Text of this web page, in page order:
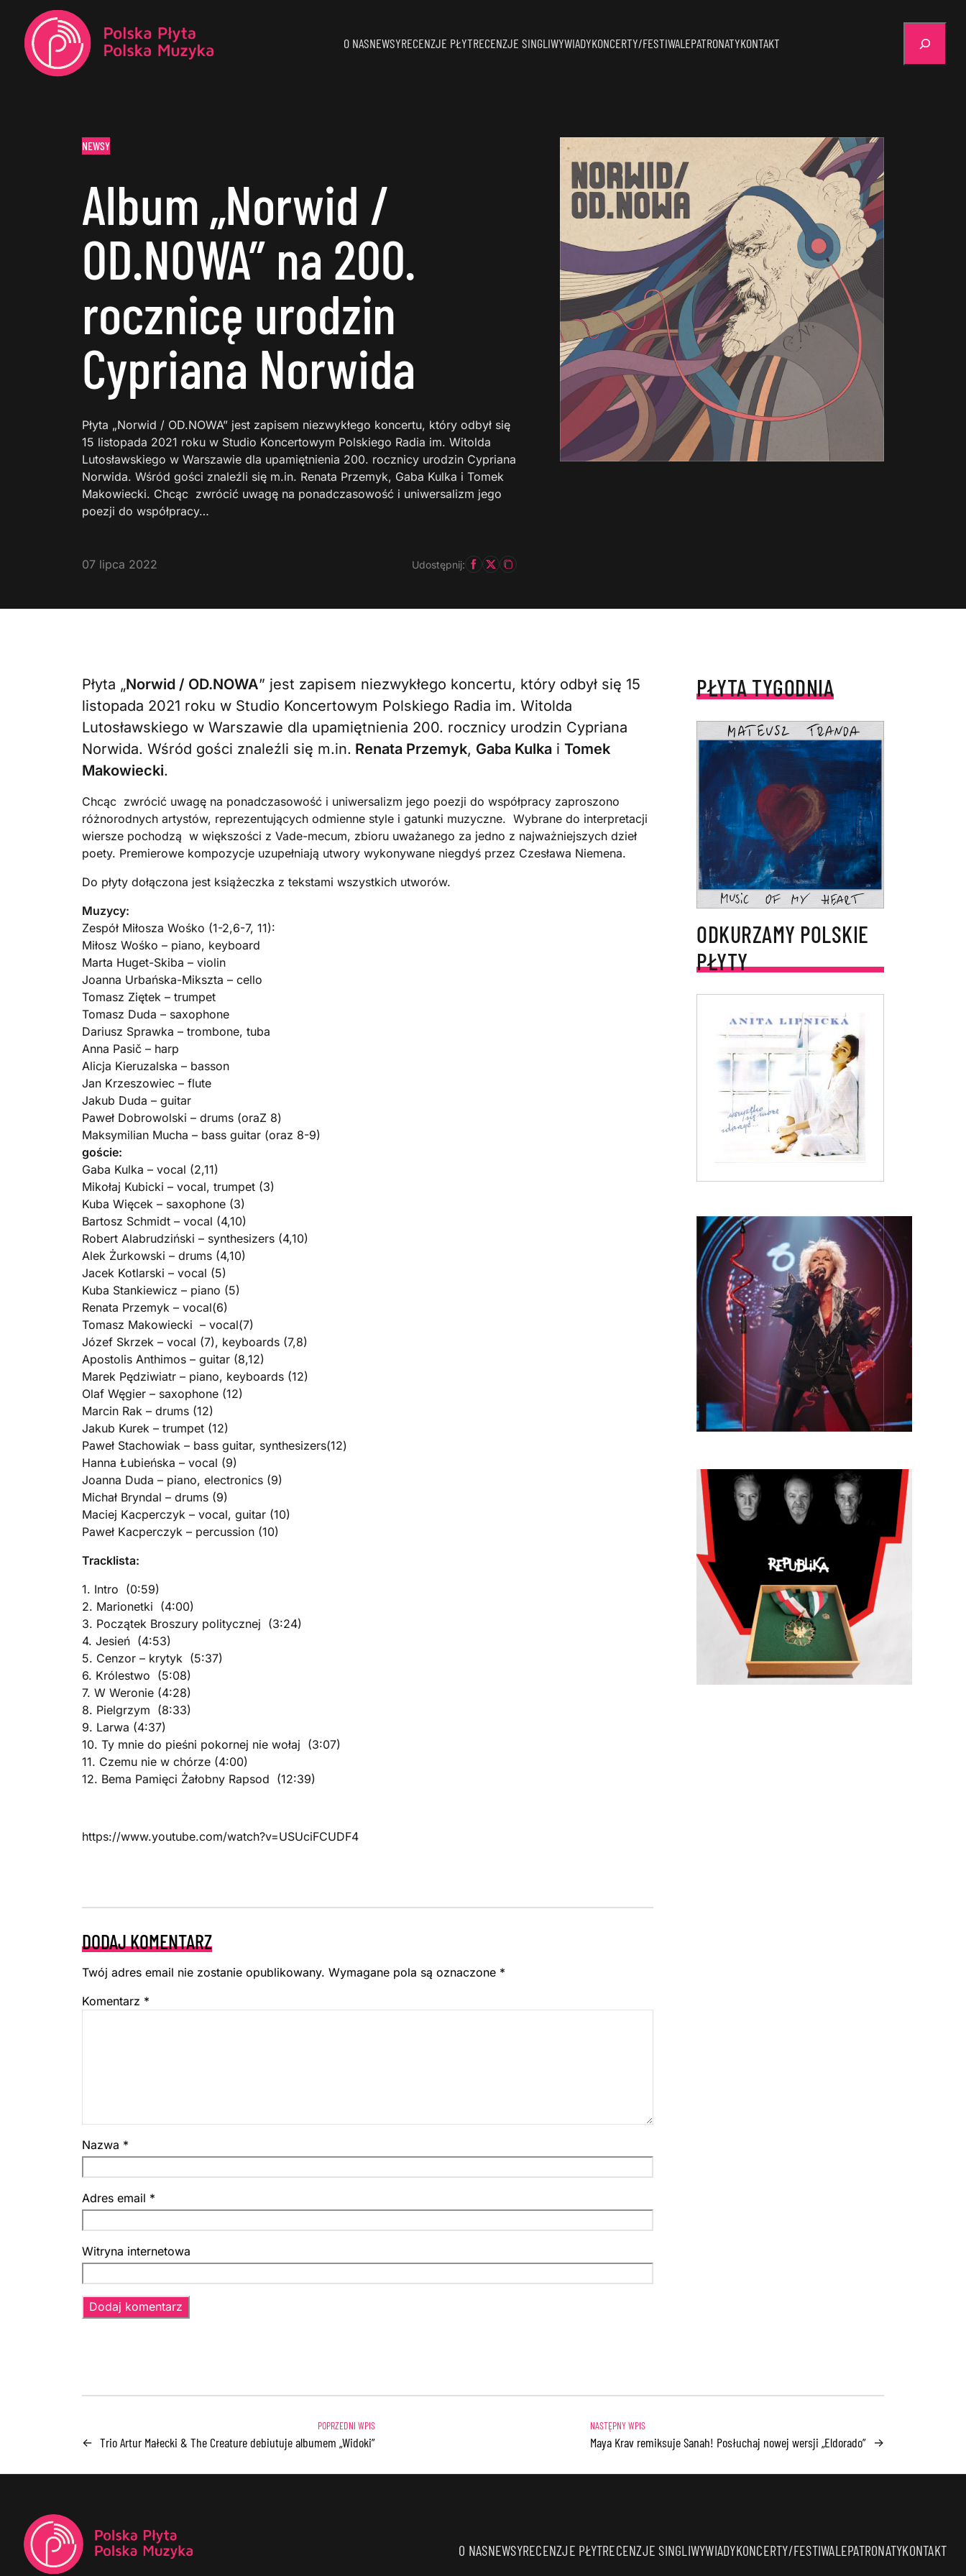
O NASNEWSYRECENZJE PŁYTRECENZJE SINGLIWYWIADYKONCERTY/FESTIWALEPATRONATYKONTAKT
NEWSY
Album „Norwid /
OD.NOWA” na 200.
rocznicę urodzin
Cypriana Norwida
Płyta „Norwid / OD.NOWA” jest zapisem niezwykłego koncertu, który odbył się
15 listopada 2021 roku w Studio Koncertowym Polskiego Radia im. Witolda
Lutosławskiego w Warszawie dla upamiętnienia 200. rocznicy urodzin Cypriana
Norwida. Wśród gości znaleźli się m.in. Renata Przemyk, Gaba Kulka i Tomek
Makowiecki. Chcąc zwrócić uwagę na ponadczasowość i uniwersalizm jego
poezji do współpracy…
07 lipca 2022 Udostępnij:
Płyta „Norwid / OD.NOWA” jest zapisem niezwykłego koncertu, który odbył się 15
listopada 2021 roku w Studio Koncertowym Polskiego Radia im. Witolda
Lutosławskiego w Warszawie dla upamiętnienia 200. rocznicy urodzin Cypriana
Norwida. Wśród gości znaleźli się m.in. Renata Przemyk, Gaba Kulka i Tomek
Makowiecki.
Chcąc zwrócić uwagę na ponadczasowość i uniwersalizm jego poezji do współpracy zaproszono
różnorodnych artystów, reprezentujących odmienne style i gatunki muzyczne. Wybrane do interpretacji
wiersze pochodzą w większości z Vade-mecum, zbioru uważanego za jedno z najważniejszych dzieł
poety. Premierowe kompozycje uzupełniają utwory wykonywane niegdyś przez Czesława Niemena.
Do płyty dołączona jest książeczka z tekstami wszystkich utworów.
Muzycy:
Zespół Miłosza Wośko (1-2,6-7, 11):
Miłosz Wośko – piano, keyboard
Marta Huget-Skiba – violin
Joanna Urbańska-Mikszta – cello
Tomasz Ziętek – trumpet
Tomasz Duda – saxophone
Dariusz Sprawka – trombone, tuba
Anna Pasič – harp
Alicja Kieruzalska – basson
Jan Krzeszowiec – flute
Jakub Duda – guitar
Paweł Dobrowolski – drums (oraZ 8)
Maksymilian Mucha – bass guitar (oraz 8-9)
goście:
Gaba Kulka – vocal (2,11)
Mikołaj Kubicki – vocal, trumpet (3)
Kuba Więcek – saxophone (3)
Bartosz Schmidt – vocal (4,10)
Robert Alabrudziński – synthesizers (4,10)
Alek Żurkowski – drums (4,10)
Jacek Kotlarski – vocal (5)
Kuba Stankiewicz – piano (5)
Renata Przemyk – vocal(6)
Tomasz Makowiecki – vocal(7)
Józef Skrzek – vocal (7), keyboards (7,8)
Apostolis Anthimos – guitar (8,12)
Marek Pędziwiatr – piano, keyboards (12)
Olaf Węgier – saxophone (12)
Marcin Rak – drums (12)
Jakub Kurek – trumpet (12)
Paweł Stachowiak – bass guitar, synthesizers(12)
Hanna Łubieńska – vocal (9)
Joanna Duda – piano, electronics (9)
Michał Bryndal – drums (9)
Maciej Kacperczyk – vocal, guitar (10)
Paweł Kacperczyk – percussion (10)
Tracklista:
1. Intro (0:59)
2. Marionetki (4:00)
3. Początek Broszury politycznej (3:24)
4. Jesień (4:53)
5. Cenzor – krytyk (5:37)
6. Królestwo (5:08)
7. W Weronie (4:28)
8. Pielgrzym (8:33)
9. Larwa (4:37)
10. Ty mnie do pieśni pokornej nie wołaj (3:07)
11. Czemu nie w chórze (4:00)
12. Bema Pamięci Żałobny Rapsod (12:39)
https://www.youtube.com/watch?v=USUciFCUDF4
DODAJ KOMENTARZ
Twój adres email nie zostanie opublikowany. Wymagane pola są oznaczone *
Komentarz *
Nazwa *
Adres email *
Witryna internetowa
PŁYTA TYGODNIA
ODKURZAMY POLSKIE
PŁYTY
← Trio Artur Małecki & The Creature debiutuje albumem „Widoki” Maya Krav remiksuje Sanah! Posłuchaj nowej wersji „Eldorado” →
O NASNEWSYRECENZJE PŁYTRECENZJE SINGLIWYWIADYKONCERTY/FESTIWALEPATRONATYKONTAKT